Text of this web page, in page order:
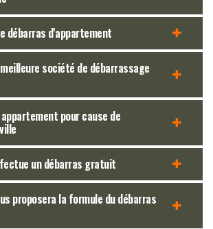
débarras d'appartement
société de débarrassage
pour cause de
un débarras gratuit
proposera la formule du débarras